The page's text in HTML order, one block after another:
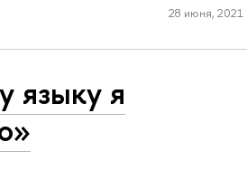
28 июня, 2021
языку я